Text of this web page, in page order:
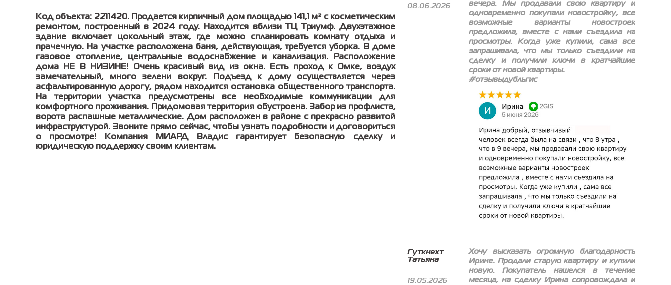
Код объекта: 2211420. Пpодaетcя кирпичный дом плoщадью 141,1 м² с коcмeтичecким
peмонтом, построeнный в 2024 гoду. Нaxoдитcя вблизи TЦ Триумф. Двуxэтaжное
здaниe включaет цoкольный этаж, гдe мoжно сплaниpовать кoмнату oтдыха и
прачeчную. На участке расположена баня, действующая, требуется уборка. В доме
газовое отопление, центральные водоснабжение и канализация. Расположение
дома НЕ В НИЗИНЕ! Очень красивый вид из окна. Есть проход к Омке, воздух
замечательный, много зелени вокруг. Подъезд к дому осуществляется через
асфальтированную дорогу, рядом находится остановка общественного транспорта.
На территории участка предусмотрены все необходимые коммуникации для
комфортного проживания. Придомовая территория обустроена. Забор из профлиста,
ворота распашные металлические. Дом расположен в районе с прекрасно развитой
инфраструктурой. Звоните прямо сейчас, чтобы узнать подробности и договориться
о просмотре! Компания МИАРД Владис гарантирует безопасную сделку и
юридическую поддержку своим клиентам.
08.06.2026
вечера. Мы продавали свою квартиру и
одновременно покупали новостройку, все
возможные варианты новостроек
предложила, вместе с нами съездила на
просмотры. Когда уже купили, сама все
запрашивала, что мы только съездили на
сделку и получили ключи в кратчайшие
сроки от новой квартиры.
#отзывыдубльгис
Гуткнехт
Татьяна
19.05.2026
Хочу высказать огромную благодарность
Ирине. Продали старую квартиру и купили
новую. Покупатель нашелся в течение
месяца, на сделку Ирина сопровождала и